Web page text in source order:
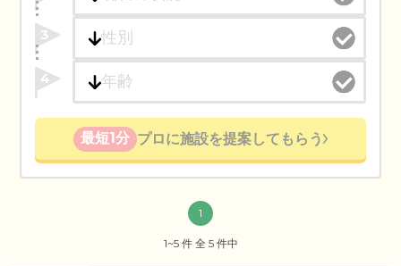
3
4
最短1分 プロに施設を提案してもらう
1
1~5 件 全 5 件中